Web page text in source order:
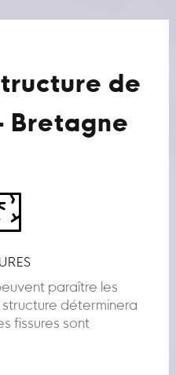
de
Bretagne
paraître les
déterminera
fissures sont